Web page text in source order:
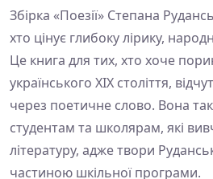
Збірка «Поезії» Степана
хто цінує глибоку лірику,
Це книга для тих, хто хоче
українського XIX століття,
через поетичне слово. Вона
студентам та школярам, які
літературу, адже твори
частиною шкільної програми.